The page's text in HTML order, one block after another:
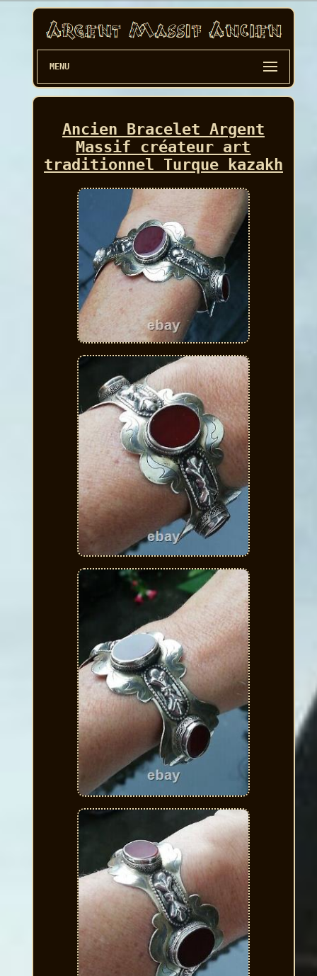
MENU
Ancien Bracelet Argent
Massif créateur art
traditionnel Turque kazakh